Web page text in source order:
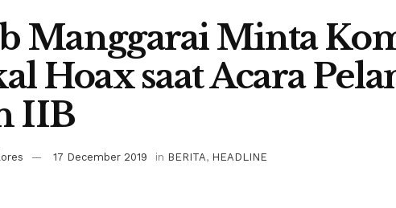
Manggarai Minta
Hoax saat Acara
IIB
17 December 2019 in BERITA, HEADLINE